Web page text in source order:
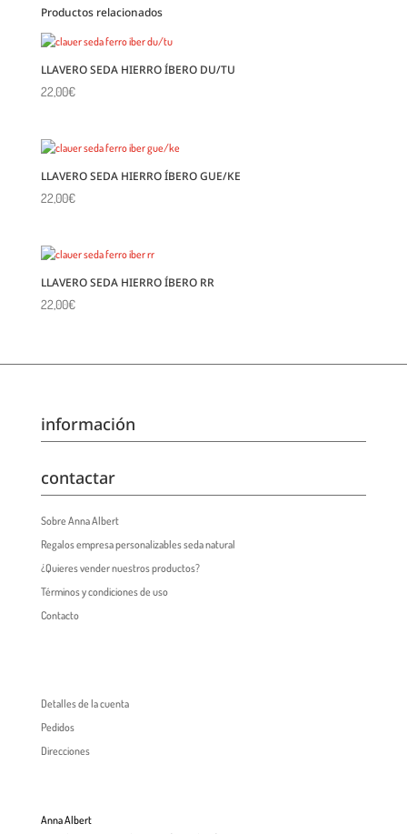
Productos relacionados
LLAVERO SEDA HIERRO ÍBERO DU/TU
22,00€
LLAVERO SEDA HIERRO ÍBERO GUE/KE
22,00€
LLAVERO SEDA HIERRO ÍBERO RR
22,00€
información
contactar
Sobre Anna Albert
Regalos empresa personalizables seda natural
¿Quieres vender nuestros productos?
Términos y condiciones de uso
Contacto
Detalles de la cuenta
Pedidos
Direcciones
Anna Albert